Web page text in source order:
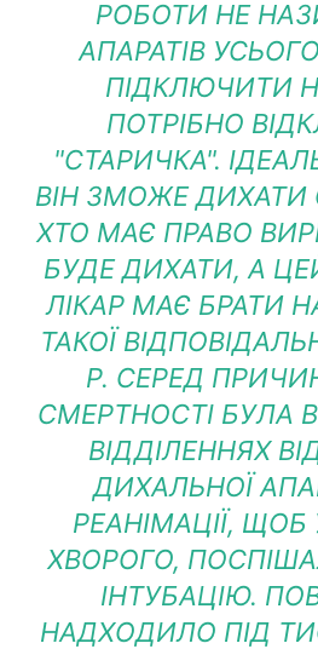
РОБОТИ НЕ
АПАРАТІВ
ПІДКЛЮЧИТИ
ПОТРІБНО
"СТАРИЧКА".
ВІН ЗМОЖЕ ДИХАТИ
ХТО МАЄ ПРАВО
БУДЕ ДИХАТИ, А
ЛІКАР МАЄ БРАТИ
ТАКОЇ
Р. СЕРЕД
СМЕРТНОСТІ БУЛА
ВІДДІЛЕННЯХ
ДИХАЛЬНОЇ
РЕАНІМАЦІЇ,
ХВОРОГО,
ІНТУБАЦІЮ.
НАДХОДИЛО ПІД